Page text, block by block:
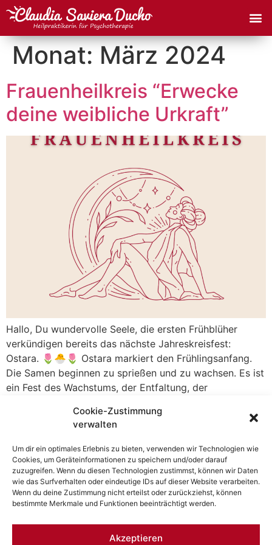
Cookie-Zustimmung
verwalten
Um dir ein optimales Erlebnis zu bieten, verwenden wir Technologien wie
Cookies, um Geräteinformationen zu speichern und/oder darauf
zuzugreifen. Wenn du diesen Technologien zustimmst, können wir Daten
wie das Surfverhalten oder eindeutige IDs auf dieser Website verarbeiten.
Wenn du deine Zustimmung nicht erteilst oder zurückziehst, können
bestimmte Merkmale und Funktionen beeinträchtigt werden.
Akzeptieren
Monat: März 2024
Frauenheilkreis “Erwecke
deine weibliche Urkraft”
Hallo, Du wundervolle Seele, die ersten Frühblüher
verkündigen bereits das nächste Jahreskreisfest:
Ostara. 🌷🐣🌷 Ostara markiert den Frühlingsanfang.
Die Samen beginnen zu sprießen und zu wachsen. Es ist
ein Fest des Wachstums, der Entfaltung, der
Frühlings-Tag-und-Nachtgleiche, an der Tag und Nacht
die gleiche Länge haben. Beim […]
Cracauer Str. 66, 39114 Magdeburg